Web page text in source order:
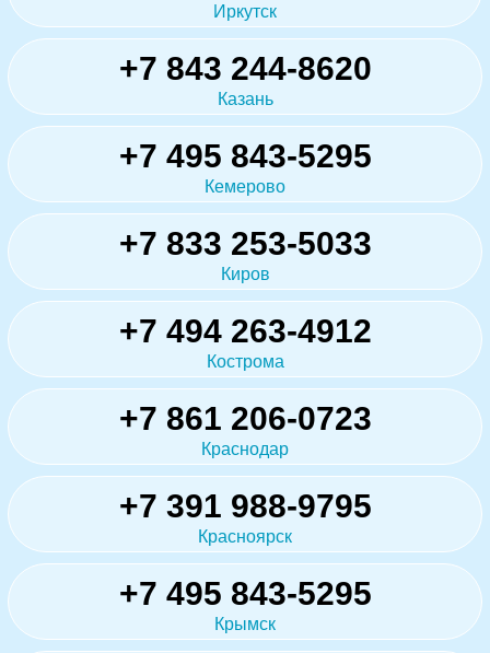
Иркутск
+7 843 244-8620
Казань
+7 495 843-5295
Кемерово
+7 833 253-5033
Киров
+7 494 263-4912
Кострома
+7 861 206-0723
Краснодар
+7 391 988-9795
Красноярск
+7 495 843-5295
Крымск